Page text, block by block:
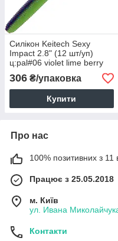
Силікон Keitech Sexy
Impact 2.8" (12 шт/уп)
ц:pal#06 violet lime berry
306 ₴/упаковка
Купити
Про нас
100% позитивних з 11
Працює з 25.05.2018
м. Київ
ул. Ивана
Контакти